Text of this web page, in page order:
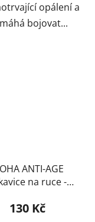
opálení a
bojovat...
ANTI-AGE
na ruce -
& NIACINAMIDE
130 Kč